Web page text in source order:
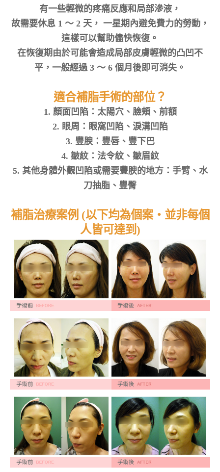
有一些輕微的疼痛反應和局部滲液，
故需要休息 1 ～ 2 天， 一星期內避免費力的勞動，
這樣可以幫助儘快恢復。
在恢復期由於可能會造成局部皮膚輕微的凸凹不
平，一般經過 3 ～ 6 個月後即可消失。
適合補脂手術的部位？
1. 顏面凹陷：太陽穴、臉頰、前額
2. 眼周：眼窩凹陷、淚溝凹陷
3. 豐腴：豐唇、豐下巴
4. 皺紋：法令紋、皺眉紋
5. 其他身體外觀凹陷或需要豐腴的地方：手臂、水
刀抽脂、豐臀
補脂治療案例 (以下均為個案‧並非每個
人皆可達到)